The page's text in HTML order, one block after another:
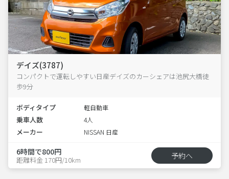
デイズ(3787)
コンパクトで運転しやすい日産デイズのカーシェアは池尻大橋徒
歩9分
ボディタイプ 軽自動車
乗車人数 4人
メーカー NISSAN 日産
6時間で800円
距離料金 170円/10km 予約へ